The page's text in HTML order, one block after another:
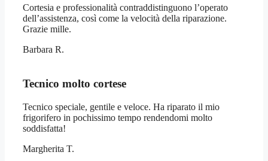
Cortesia e professionalità contraddistinguono l’operato
dell’assistenza, così come la velocità della riparazione.
Grazie mille.
Barbara R.
Tecnico molto cortese
Tecnico speciale, gentile e veloce. Ha riparato il mio
frigorifero in pochissimo tempo rendendomi molto
soddisfatta!
Margherita T.